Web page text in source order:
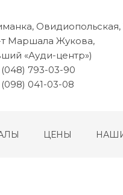
Овидиопольская,
Маршала Жукова,
«Ауди-центр»)
793-03-90
041-03-08
ЦЕНЫ